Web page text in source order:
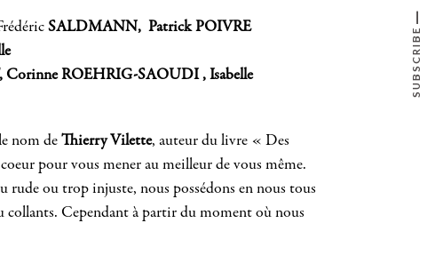
SALDMANN, Patrick POIVRE
ROEHRIG-SAOUDI , Isabelle
nom de Thierry Vilette, auteur du livre « Des
pour vous mener au meilleur de vous même.
rude ou trop injuste, nous possédons en nous tous
collants. Cependant à partir du moment où nous
SUBSCRIBE